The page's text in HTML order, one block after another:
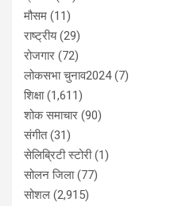
मौसम (11)
राष्ट्रीय(29)
रोजगार (72)
लोकसभा चुनाव2024(7)
शिक्षा(1,611)
शोक समाचार (90)
संगीत(31)
सेलिब्रिटी स्टोरी(1)
सोलन जिला(77)
सोशल (2,915)